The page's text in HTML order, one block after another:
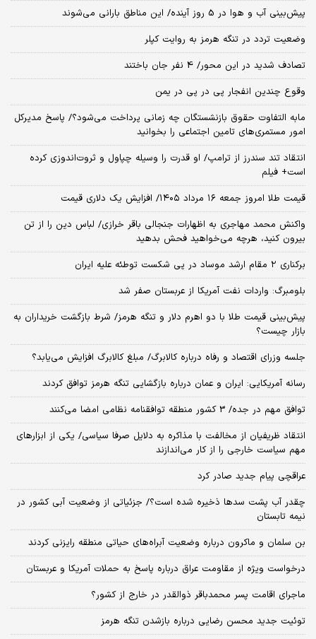
پیش‌بینی آب و هوا در 5 روز آینده/ این مناطق بارانی می‌شوند
وضعیت تردد در تنگه هرمز به روایت کپلر
تصادف شدید در این محور/ 4 نفر جان باختند
وقوع چندین انفجار پی در پی در یمن
مابه التفاوت حقوق بازنشستگان چه زمانی پرداخت می‌شود؟/ پاسخ مدیرکل
امور مستمری‌های تامین اجتماعی را بخوانید
انتقاد تند سندرز از ترامپ/ او قدرت را وسیله چپاول و ثروت‌اندوزی کرده
است+ فیلم
قیمت طلا امروز جمعه ۱۶ مرداد ۱۴۰۵/ افزایش یک دلاری قیمت
واکنش محمد مهاجری به اظهارات جنجالی باقر خرازی/ لباس دین را از تن
بیرون کنید، هرچه می‌خواهید فحش بدهید
برکناری ۲ مقام‌ ارشد موساد در پی شکست توطئه علیه ایران
بلومبرگ: واردات نفت آمریکا از عربستان صفر شد
پیش‌بینی قیمت طلا با دو اهرم دلار و تنگه هرمز/ شرط بازگشت خریداران به
بازار چیست؟
جلسه وزرای اقتصاد و رفاه درباره کالابرگ/ مبلغ کالابرگ افزایش می‌یابد؟
رسانه آمریکایی: ایران و عمان درباره بازگشایی تنگه هرمز توافق کردند
توافق مهم در جده/ 3 کشور منطقه توافقنامه نظامی امضا می‌کنند
انتقاد ظریفیان از مخالفت با مذاکره به دلایل صرفا سیاسی/ یکی از ابزارهای
مهم سیاست خارجی را از کار می‌اندازند
عراقچی پیام جدید صادر کرد
چقدر آب پشت سدها ذخیره شده است؟/ جزئیاتی از وضعیت آبی کشور در
نیمه تابستان
بن سلمان و ماکرون درباره وضعیت آبراه‌های حیاتی منطقه رایزنی کردند
درخواست ویژه از مقاومت عراق درباره پاسخ به حملات آمریکا و عربستان
ماجرای اقامت پسر محمدباقر ذوالقدر در خارج از کشور؟
توئیت جدید محسن رضایی درباره بازشدن تنگه هرمز